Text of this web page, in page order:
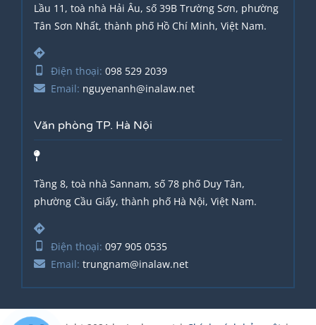
Lầu 11, toà nhà Hải Âu, số 39B Trường Sơn, phường
Tân Sơn Nhất, thành phố Hồ Chí Minh, Việt Nam.
Điện thoại: 098 529 2039
Email: nguyenanh@inalaw.net
Văn phòng TP. Hà Nội
Tầng 8, toà nhà Sannam, số 78 phố Duy Tân,
phường Cầu Giấy, thành phố Hà Nội, Việt Nam.
Điện thoại: 097 905 0535
Email: trungnam@inalaw.net